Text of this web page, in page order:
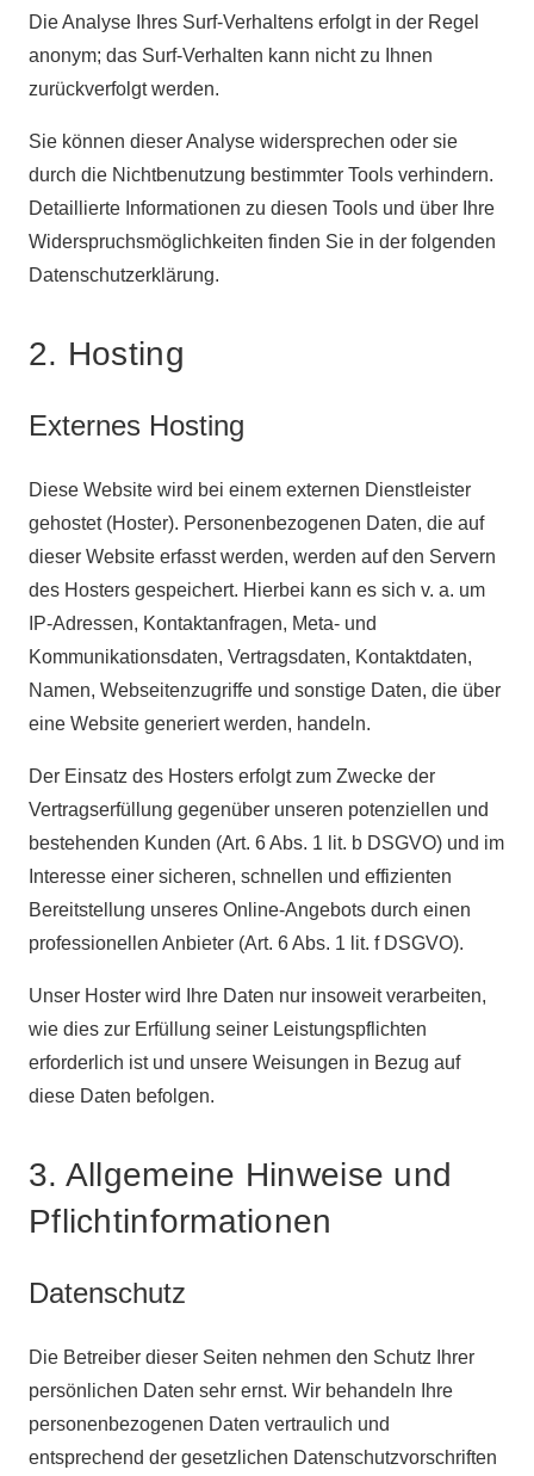
Die Analyse Ihres Surf-Verhaltens erfolgt in der Regel
anonym; das Surf-Verhalten kann nicht zu Ihnen
zurückverfolgt werden.
Sie können dieser Analyse widersprechen oder sie
durch die Nichtbenutzung bestimmter Tools verhindern.
Detaillierte Informationen zu diesen Tools und über Ihre
Widerspruchsmöglichkeiten finden Sie in der folgenden
Datenschutzerklärung.
2. Hosting
Externes Hosting
Diese Website wird bei einem externen Dienstleister
gehostet (Hoster). Personenbezogenen Daten, die auf
dieser Website erfasst werden, werden auf den Servern
des Hosters gespeichert. Hierbei kann es sich v. a. um
IP-Adressen, Kontaktanfragen, Meta- und
Kommunikationsdaten, Vertragsdaten, Kontaktdaten,
Namen, Webseitenzugriffe und sonstige Daten, die über
eine Website generiert werden, handeln.
Der Einsatz des Hosters erfolgt zum Zwecke der
Vertragserfüllung gegenüber unseren potenziellen und
bestehenden Kunden (Art. 6 Abs. 1 lit. b DSGVO) und im
Interesse einer sicheren, schnellen und effizienten
Bereitstellung unseres Online-Angebots durch einen
professionellen Anbieter (Art. 6 Abs. 1 lit. f DSGVO).
Unser Hoster wird Ihre Daten nur insoweit verarbeiten,
wie dies zur Erfüllung seiner Leistungspflichten
erforderlich ist und unsere Weisungen in Bezug auf
diese Daten befolgen.
3. Allgemeine Hinweise und
Pflichtinformationen
Datenschutz
Die Betreiber dieser Seiten nehmen den Schutz Ihrer
persönlichen Daten sehr ernst. Wir behandeln Ihre
personenbezogenen Daten vertraulich und
entsprechend der gesetzlichen Datenschutzvorschriften